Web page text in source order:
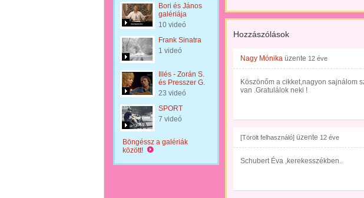
Bori és János
galériája
10 videó
Frank Sinatra
1 videó
Illés - Zorán S.
és Presszer G.
23 videó
SPORT
7 videó
Böngéssz a galériák
között!
Hozzászólások
Nagy Mónika üzente 12 éve
Köszönőm a cikket,nagyon sajnálom
van .Gratulálok neki !
[Törölt felhasználó] üzente 12 éve
Schubert Éva ,kerekesszékben..